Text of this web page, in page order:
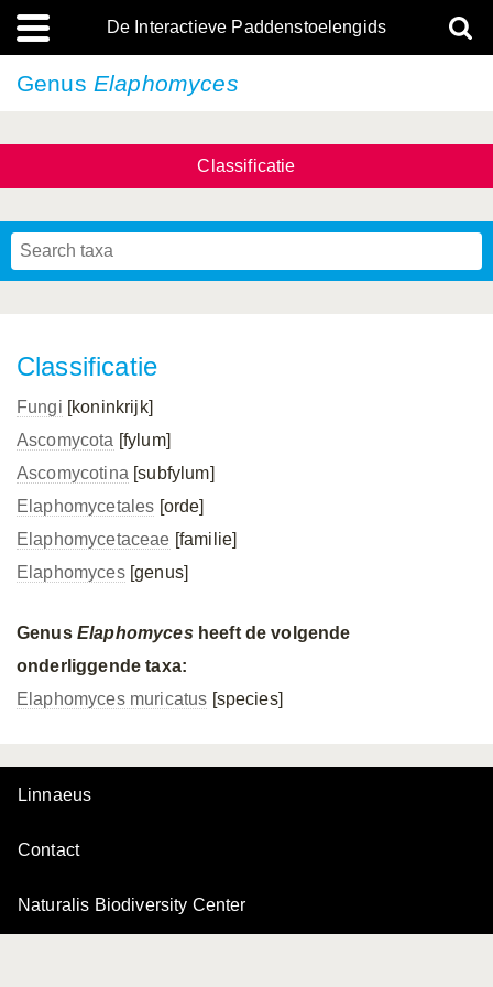
De Interactieve Paddenstoelengids
Genus Elaphomyces
Classificatie
Classificatie
Fungi [koninkrijk]
Ascomycota [fylum]
Ascomycotina [subfylum]
Elaphomycetales [orde]
Elaphomycetaceae [familie]
Elaphomyces[genus]
Genus Elaphomycesheeft de volgende
onderliggende taxa:
Elaphomyces muricatus [species]
Linnaeus
Contact
Naturalis Biodiversity Center